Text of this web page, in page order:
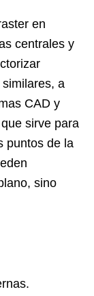
en
centrales y
a
CAD y
sirve para
puntos de la
sino